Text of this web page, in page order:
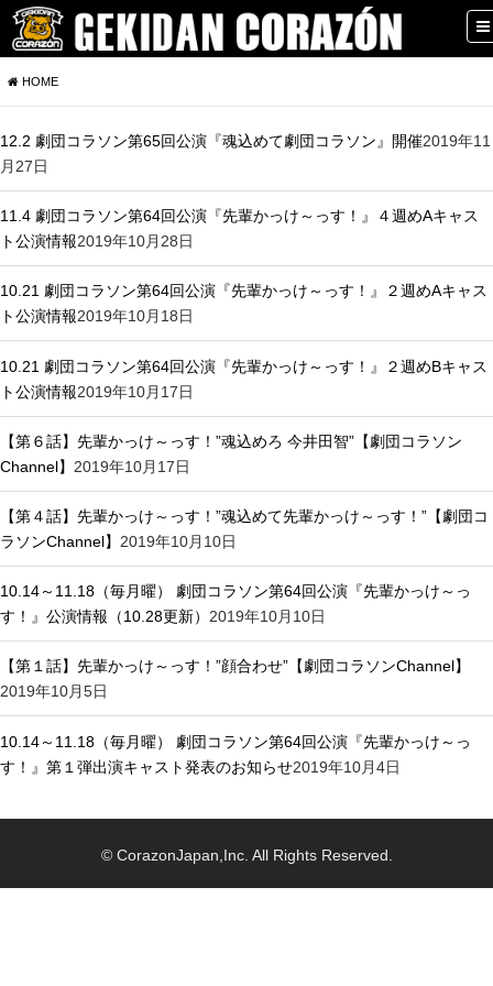
HOME
12.2 劇団コラソン第65回公演『魂込めて劇団コラソン』開催2019年11
月27日
11.4 劇団コラソン第64回公演『先輩かっけ～っす！』４週めAキャス
ト公演情報2019年10月28日
10.21 劇団コラソン第64回公演『先輩かっけ～っす！』２週めAキャス
ト公演情報2019年10月18日
10.21 劇団コラソン第64回公演『先輩かっけ～っす！』２週めBキャス
ト公演情報2019年10月17日
【第６話】先輩かっけ～っす！”魂込めろ 今井田智”【劇団コラソン
Channel】 2019年10月17日
【第４話】先輩かっけ～っす！”魂込めて先輩かっけ～っす！”【劇団コ
ラソンChannel】 2019年10月10日
10.14～11.18（毎月曜） 劇団コラソン第64回公演『先輩かっけ～っ
す！』公演情報（10.28更新） 2019年10月10日
【第１話】先輩かっけ～っす！”顔合わせ”【劇団コラソンChannel】
2019年10月5日
10.14～11.18（毎月曜） 劇団コラソン第64回公演『先輩かっけ～っ
す！』第１弾出演キャスト発表のお知らせ2019年10月4日
© CorazonJapan,Inc. All Rights Reserved.